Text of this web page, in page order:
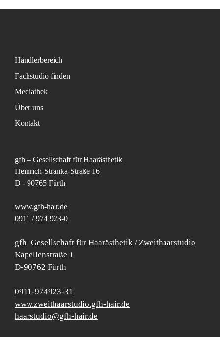
Händlerbereich
Fachstudio finden
Mediathek
Über uns
Kontakt
gfh – Gesellschaft für Haarästhetik
Heinrich-Stranka-Straße 16
D - 90765 Fürth
www.gfh-hair.de
0911 / 974 923-0
gfh–Gesellschaft für Haarästhetik / Zweithaarstudio
Kapellenstraße 1
D-90762 Fürth
0911-974923-31
www.zweithaarstudio.gfh-hair.de
haarstudio@gfh-hair.de